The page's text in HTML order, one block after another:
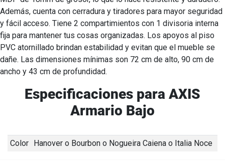
Además, cuenta con cerradura y tiradores para mayor seguridad
y fácil acceso. Tiene 2 compartimientos con 1 divisoria interna
fija para mantener tus cosas organizadas. Los apoyos al piso
PVC atornillado brindan estabilidad y evitan que el mueble se
dañe. Las dimensiones mínimas son 72 cm de alto, 90 cm de
ancho y 43 cm de profundidad.
Especificaciones para AXIS
Armario Bajo
Color Hanovero Bourbono Nogueira Caienao Italia Noce